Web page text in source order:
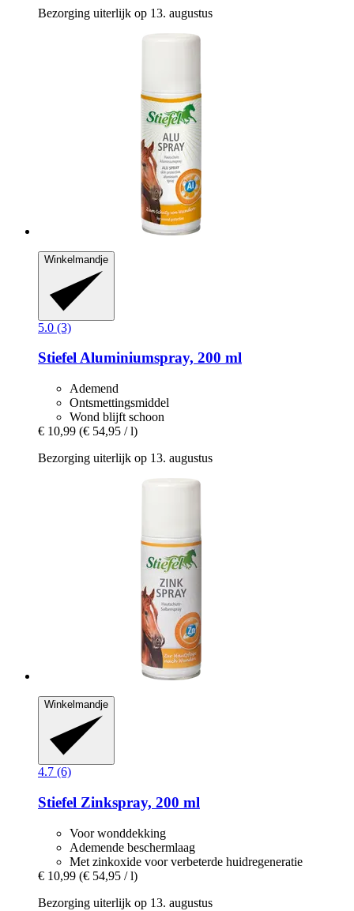
Bezorging uiterlijk op 13. augustus
Winkelmandje
5.0 (3)
StiefelAluminiumspray, 200 ml
Ademend
Ontsmettingsmiddel
Wond blijft schoon
€ 10,99 (€ 54,95 / l)
Bezorging uiterlijk op 13. augustus
Winkelmandje
4.7 (6)
Stiefel Zinkspray, 200 ml
Voor wonddekking
Ademende beschermlaag
Met zinkoxide voor verbeterde huidregeneratie
€ 10,99 (€ 54,95 / l)
Bezorging uiterlijk op 13. augustus